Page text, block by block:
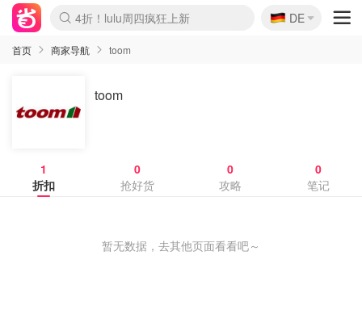
Boticinal 夏促开抢！
4折！lulu周四疯狂上新
还没结束！&OtherStories大促
Joybuy变相75折 随时失效
速领！Stanley独家85折
疑似霸哥！Camper额外叠85折
Zalando 奥莱闪促！每日更新
Moncler反季囤！5折起+叠9折
Coach Brooklyn仅€192
🇩🇪
DE
首页 商家导航 toom
toom
1
折扣
0
抢好货
0
攻略
0
笔记
暂无数据，去其他页面看看吧～